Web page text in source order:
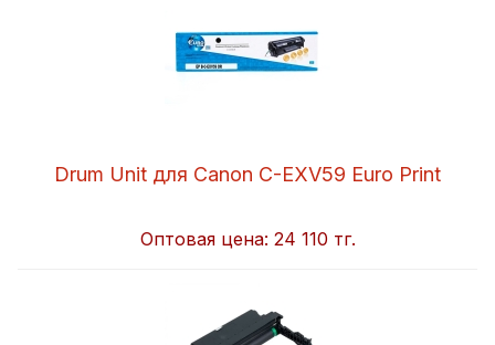
Drum Unit для Canon C-EXV59 Euro Print
Оптовая цена: 24 110 тг.